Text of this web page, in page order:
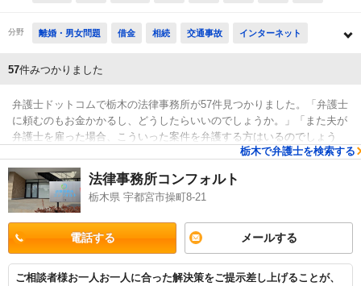
塩谷 高根沢
分野 離婚・男女問題 借金 相続 交通事故 インターネット
企業法務
弁護士ドットコムで栃木の法律事務所が57件見つかりました。「弁護士
に頼むのもお金かかるし、どうしたらいいのでしょうか。」「また夫が
弁護士を雇った場合、こういった案件を弁護する方はいるのでしょう
か?」などの疑問を抱えております。弁護士ドットコムでは駐車場があ
る法律事務所や弁護士費用をカード払いで対応している法律事務所など
がございます。そのため、具体的には「レビューが高い法律事務所の選
び方は詳しく下調べをしたけれど、栃木近くの法律事務所を対応言語で
に登録法律事務所から、取扱分野や営業時間などの条件を考慮して、自
身にあう法律事務所に電話またはメールをしてみることもご検討くださ
い。
57件みつかりました
栃木で弁護士を検索する
検索結果
法律事務所コンフォルト
栃木県 宇都宮市操町8-21
電話する メールする
ご相談者様お一人お一人に合った解決策をご提示差し上げることが、